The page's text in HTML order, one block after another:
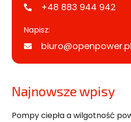
+48 883 944 942
Napisz:
biuro@openpower.pl
Najnowsze wpisy
Pompy ciepła a wilgotność